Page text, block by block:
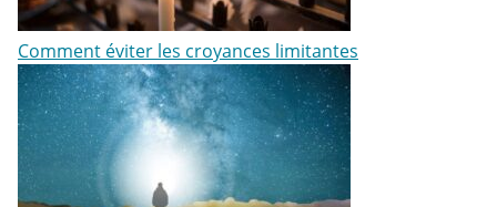
Comment éviter les croyances limitantes